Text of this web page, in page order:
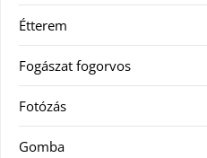
Étterem
Fogászat fogorvos
Fotózás
Gomba